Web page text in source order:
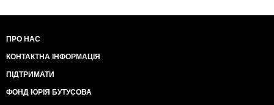
ПРО НАС
КОНТАКТНА ІНФОРМАЦІЯ
ПІДТРИМАТИ
ФОНД ЮРІЯ БУТУСОВА